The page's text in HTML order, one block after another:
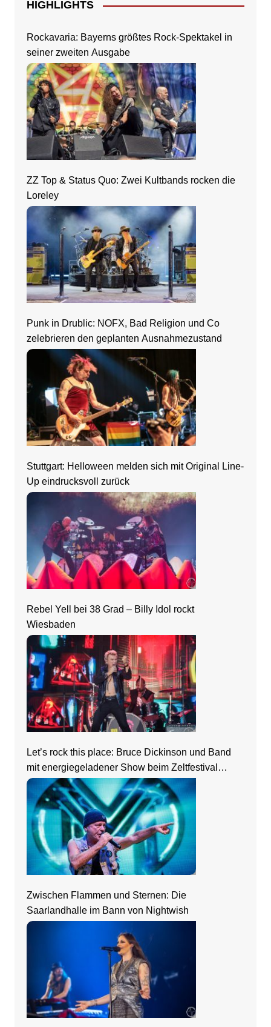
HIGHLIGHTS
Rockavaria: Bayerns größtes Rock-Spektakel in
seiner zweiten Ausgabe
ZZ Top & Status Quo: Zwei Kultbands rocken die
Loreley
Punk in Drublic: NOFX, Bad Religion und Co
zelebrieren den geplanten Ausnahmezustand
Stuttgart: Helloween melden sich mit Original Line-
Up eindrucksvoll zurück
Rebel Yell bei 38 Grad – Billy Idol rockt
Wiesbaden
Let’s rock this place: Bruce Dickinson und Band
mit energiegeladener Show beim Zeltfestival
Rhein-Neckar
Zwischen Flammen und Sternen: Die
Saarlandhalle im Bann von Nightwish